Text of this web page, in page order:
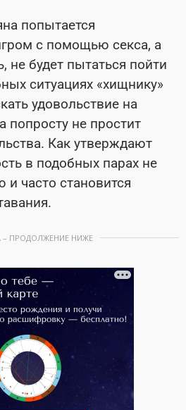
попытается
с помощью секса, а
не будет пытаться пойти
ситуациях «хищнику»
удовольствие на
попросту не простит
Как утверждают
в подобных парах не
и часто становится
– ПРОДОЛЖЕНИЕ НИЖЕ